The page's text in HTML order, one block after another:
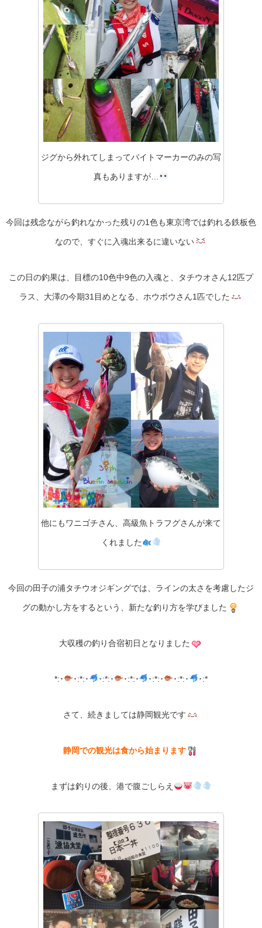
ジグから外れてしまってバイトマーカーのみの写
真もありますが…
今回は残念ながら釣れなかった残りの1色も東京湾では釣れる鉄板色
なので、すぐに入魂出来るに違いない
この日の釣果は、目標の10色中9色の入魂と、タチウオさん12匹プ
ラス、大澤の今期31目めとなる、ホウボウさん1匹でした
他にもワニゴチさん、高級魚トラフグさんが来て
くれました
今回の田子の浦タチウオジギングでは、ラインの太さを考慮したジ
グの動かし方をするという、新たな釣り方を学びました
大収穫の釣り合宿初日となりました
*:･ ･:*:･ ･:*:･ ･:*:･ ･:*:･ ･:*:･ ･:*
さて、続きましては静岡観光です
静岡での観光は食から始まります
まずは釣りの後、港で腹ごしらえ